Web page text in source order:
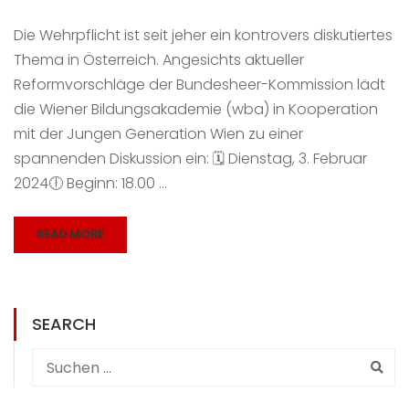
Die Wehrpflicht ist seit jeher ein kontrovers diskutiertes
Thema in Österreich. Angesichts aktueller
Reformvorschläge der Bundesheer-Kommission lädt
die Wiener Bildungsakademie (wba) in Kooperation
mit der Jungen Generation Wien zu einer
spannenden Diskussion ein: 🗓 Dienstag, 3. Februar
2024🕕 Beginn: 18.00 …
READ MORE
SEARCH